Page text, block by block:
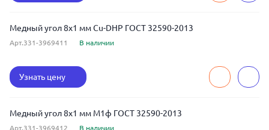
Медный угол 8x1 мм Cu-DHP ГОСТ 32590-2013
Арт.331-3969411 В наличии
Узнать цену
Медный угол 8x1 мм М1ф ГОСТ 32590-2013
Арт.331-3969412 В наличии